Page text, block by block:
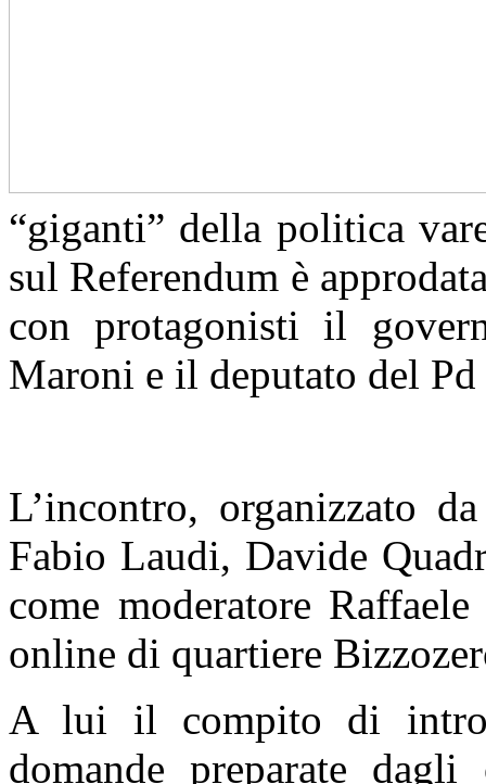
“giganti” della politica
sul Referendum è
con protagonisti il
Maroni e il deputato del
L’incontro, organizzato
Fabio Laudi, Davide
come moderatore
online di quartiere
A lui il compito di
domande preparate